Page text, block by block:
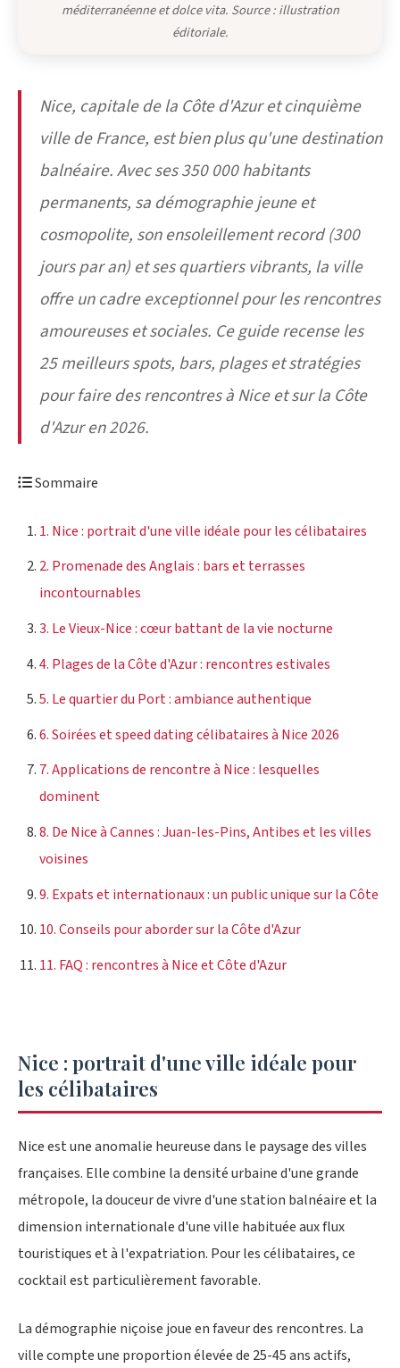
méditerranéenne et dolce vita. Source : illustration
éditoriale.
Nice, capitale de la Côte d'Azur et cinquième
ville de France, est bien plus qu'une destination
balnéaire. Avec ses 350 000 habitants
permanents, sa démographie jeune et
cosmopolite, son ensoleillement record (300
jours par an) et ses quartiers vibrants, la ville
offre un cadre exceptionnel pour les rencontres
amoureuses et sociales. Ce guide recense les
25 meilleurs spots, bars, plages et stratégies
pour faire des rencontres à Nice et sur la Côte
d'Azur en 2026.
Sommaire
1. Nice : portrait d'une ville idéale pour les célibataires
2. Promenade des Anglais : bars et terrasses
incontournables
3. Le Vieux-Nice : cœur battant de la vie nocturne
4. Plages de la Côte d'Azur : rencontres estivales
5. Le quartier du Port : ambiance authentique
6. Soirées et speed dating célibataires à Nice 2026
7. Applications de rencontre à Nice : lesquelles
dominent
8. De Nice à Cannes : Juan-les-Pins, Antibes et les villes
voisines
9. Expats et internationaux : un public unique sur la Côte
10. Conseils pour aborder sur la Côte d'Azur
11. FAQ : rencontres à Nice et Côte d'Azur
Nice : portrait d'une ville idéale pour
les célibataires
Nice est une anomalie heureuse dans le paysage des villes
françaises. Elle combine la densité urbaine d'une grande
métropole, la douceur de vivre d'une station balnéaire et la
dimension internationale d'une ville habituée aux flux
touristiques et à l'expatriation. Pour les célibataires, ce
cocktail est particulièrement favorable.
La démographie niçoise joue en faveur des rencontres. La
ville compte une proportion élevée de 25-45 ans actifs,